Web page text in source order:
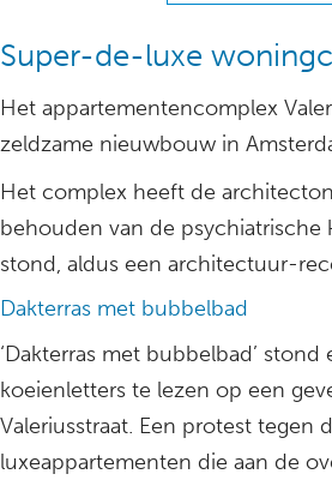
Super-de-luxe
Het appartementencomplex
zeldzame nieuwbouw in
Het complex heeft de
behouden van de psychiatrische
stond, aldus een architectuur-
Dakterras met bubbelbad
‘Dakterras met bubbelbad’ stond
koeienletters te lezen op een
Valeriusstraat. Een protest tegen
luxeappartementen die aan de